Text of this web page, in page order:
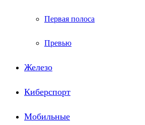
Первая полоса
Превью
Железо
Киберспорт
Мобильные